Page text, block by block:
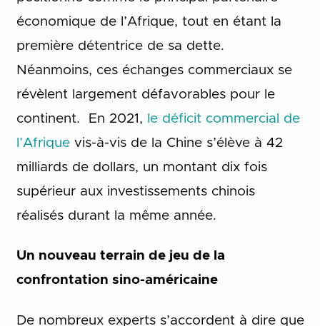
économique de l’Afrique, tout en étant la
première détentrice de sa dette.
Néanmoins, ces échanges commerciaux se
révèlent largement défavorables pour le
continent. En 2021,
le déficit commercial de
l’Afriquevis-à-vis de la Chine s’élève à 42
milliards de dollars, un montant dix fois
supérieur aux investissements chinois
réalisés durant la même année.
Un nouveau terrain de jeu de la
confrontation sino-américaine
De nombreux experts s’accordent à dire que